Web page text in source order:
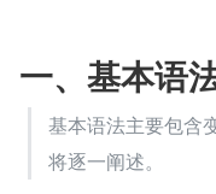
一、基本语
基本语法主要包含
将逐一阐述。